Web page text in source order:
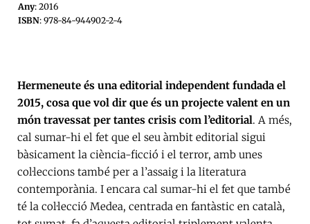
Any: 2016
ISBN: 978-84-944902-2-4
Hermeneute és una editorial independent fundada el
2015, cosa que vol dir que és un projecte valent en un
món travessat per tantes crisis com l’editorial. A més,
cal sumar-hi el fet que el seu àmbit editorial sigui
bàsicament la ciència-ficció i el terror, amb unes
col·leccions també per a l’assaig i la literatura
contemporània. I encara cal sumar-hi el fet que també
té la col·lecció Medea, centrada en fantàstic en català,